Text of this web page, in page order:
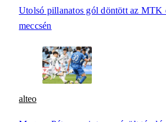
Utolsó pillanatos gól döntött az MTK
meccsén
alteo